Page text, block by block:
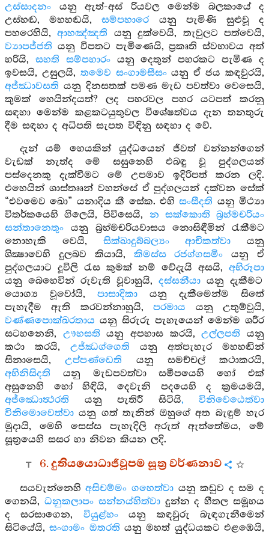
උස්සාදනං යනු ඇත්-අස් රියවල මෙන්ම බලකායේ ද
උස්හඬ, මහහඬයි,සම්පහාරෙයනු පැමිණි සුළුවූ ද
පහරෙහියි,ආහඤ්ඤති යනු දුක්වෙයි, තැවුලට පත්වෙයි,
ව්‍යාපජ්ජති යනු විපතට පැමිණෙයි, ප්‍රකෘති ස්වභාවය අත්
හරියි, සහති සම්පහාරංයනු දෙතුන් පහරකට පැමිණ ද
ඉවසයි, උසුලයි, තමෙව සංගාමසීසංයනු ඒ ජය කඳවුරයි,
අජ්ඣාවසති යනු දිනසතක් පමණ මැඩ පවත්වා වෙසෙයි,
කුමක් හෙයින්දයත්? ලද පහරවල පහර යටපත් කරනු
සඳහා මෙන්ම කළකටයුතුවල විශේෂත්වය දැන තනතුරු
දීම සඳහා ද අධිපති සැපත විඳිනු සඳහා ද වේ.
දැන් යම් හෙයකින් යුද්ධයෙන් ජීවත් වන්නන්ගෙන්
වැඩක් නැත්ද මේ සසුනෙහි එබඳු වූ පුද්ගලයන්
පස්දෙනකු දැක්වීමට මේ උපමාව ඉදිරිපත් කරන ලදි.
එහෙයින් ශාස්තෲන් වහන්සේ ඒ පුද්ගලයන් දක්වන සේක්
“එවමෙව ඛො” යනාදිය කී සේක. එහිසංසීදති යනු මිථ්‍යා
විතර්කයෙහි ගිලෙයි, පිවිසෙයි, න සක්කොති බ්‍රහ්මචරියං
සන්තානෙතුං යනු බ්‍රහ්මචරියවාසය නොසිඳීමින් රැකීමට
නොහැකි වෙයි, සික්ඛාදුබ්බල්‍යං ආචිකත්වා යනු
ශික්‍ෂාවෙහි දුලබව කියායි, කිමස්ස රජග්ගසමිං යනු ඒ
පුද්ගලයාට දූවිලි රැස කුමක් නම් වේදැයි අසයි, අභිරූපා
යනු බෙහෙවින් රුවැති වූවාහුයි, දස්සනීයා යනු දැකීමට
යොග්‍ය වූවෝයි, පාසාදිකා යනු දැකීමෙන්ම සිතේ
පැහැදීම ඇති කරවන්නාහුයි,පරමාය යනු උතුම්වූයි,
වණ්ණපොක්ඛරතාය යනු සිරුරු පැහැයෙන් මෙන්ම ශරීර
සටහනෙනි, ඌහසති යනු අපහාස කරයි,උල්ලපති යනු
කථා කරයි, උජ්ඣග්ගෙති යනු අත්පැහැර මහහඬින්
සිනාසෙයි,උප්පණ්ඩෙති යනු සමච්චල් කථාකරයි,
අභිනිසිදති යනු මැඩපවත්වා සමීපයෙහි හෝ එක්
අසුනෙහි හෝ හිඳියි, දෙවැනි පදයෙහි ද ක්‍රමයමයි,
අජ්ඣොත්‍ථරති යනු පැතිරී සිටියි, විනිවෙඨෙත්වා
විනිමොවෙත්වා යනු ගත් තැනින් ඔහුගේ අත බැඳුම් හැර
මුදායි, මෙහි සෙස්ස පැහැදිලි අරුත් ඇත්තේමය, මේ
සූත්‍රයෙහි සසර හා නිවන කියන ලදි.
6. දුතියයොධාජීවූපම සූත්‍ර වර්ණනාව
සයවැන්නෙහිඅසිචම්මං ගහෙත්වායනු කඩුව ද සම ද
ගෙනයි, ධනුකලාපං සන්නය්හිත්වාදුන්න ද හීතල සමූහය
ද සරසාගෙන, වියුළ්හංයනු කඳවුරු බැඳගැනීමෙන්
සිටියේයි,සංගාමං ඔතරති යනු මහත් යුද්ධයකට එළඹෙයි,